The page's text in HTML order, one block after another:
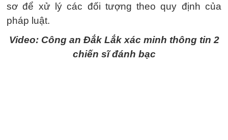
sơ để xử lý các đối tượng theo quy định của
pháp luật.
Video: Công an Đắk Lắk xác minh thông tin 2
chiến sĩ đánh bạc